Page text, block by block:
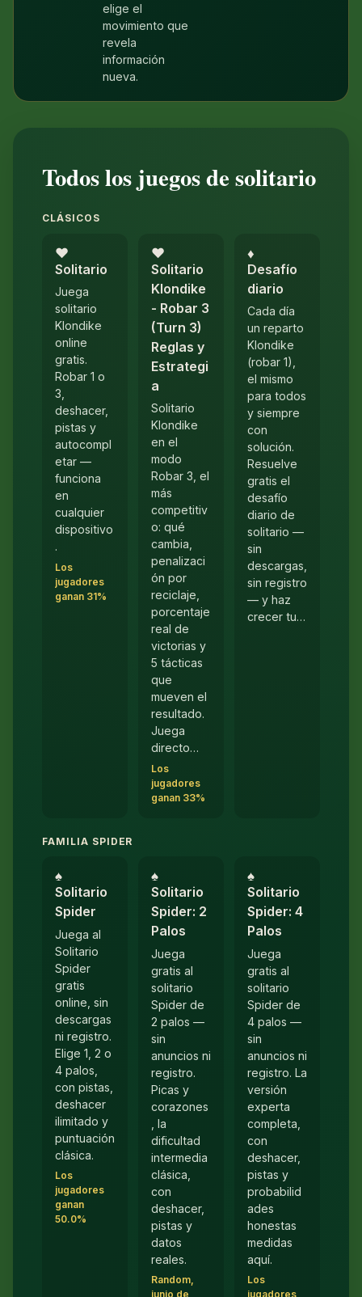
elige el
movimiento que
revela
información
nueva.
Todos los juegos de solitario
CLÁSICOS
♥︎
Solitario
Juega
solitario
Klondike
online
gratis.
Robar 1 o
3,
deshacer,
pistas y
autocompl
etar —
funciona
en
cualquier
dispositivo
.
Los
jugadores
ganan 31%
♥︎
Solitario
Klondike
- Robar 3
(Turn 3)
Reglas y
Estrategi
a
Solitario
Klondike
en el
modo
Robar 3, el
más
competitiv
o: qué
cambia,
penalizaci
ón por
reciclaje,
porcentaje
real de
victorias y
5 tácticas
que
mueven el
resultado.
Juega
directo…
Los
jugadores
ganan 33%
♦︎
Desafío
diario
Cada día
un reparto
Klondike
(robar 1),
el mismo
para todos
y siempre
con
solución.
Resuelve
gratis el
desafío
diario de
solitario —
sin
descargas,
sin registro
— y haz
crecer tu…
FAMILIA SPIDER
♠︎
Solitario
Spider
Juega al
Solitario
Spider
gratis
online, sin
descargas
ni registro.
Elige 1, 2 o
4 palos,
con pistas,
deshacer
ilimitado y
puntuación
clásica.
Los
jugadores
ganan
50.0%
♠︎
Solitario
Spider: 2
Palos
Juega
gratis al
solitario
Spider de
2 palos —
sin
anuncios ni
registro.
Picas y
corazones
, la
dificultad
intermedia
clásica,
con
deshacer,
pistas y
datos
reales.
Random,
junio de
♠︎
Solitario
Spider: 4
Palos
Juega
gratis al
solitario
Spider de
4 palos —
sin
anuncios ni
registro. La
versión
experta
completa,
con
deshacer,
pistas y
probabilid
ades
honestas
medidas
aquí.
Los
jugadores